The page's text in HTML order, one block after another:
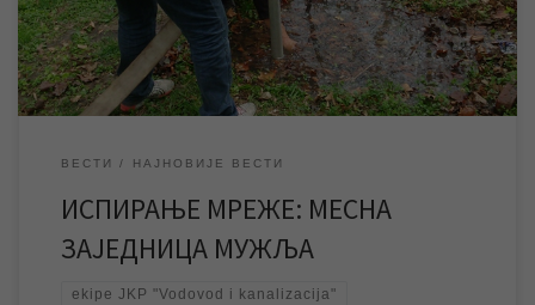
мреже спроводи се од марта месеца, плански и континуирано,
[…]
ВЕСТИ НАЈНОВИЈЕ ВЕСТИ
ИСПИРАЊЕ МРЕЖЕ: МЕСНА
ЗАЈЕДНИЦА МУЖЉА
ekipe JKP "Vodovod i kanalizacija"